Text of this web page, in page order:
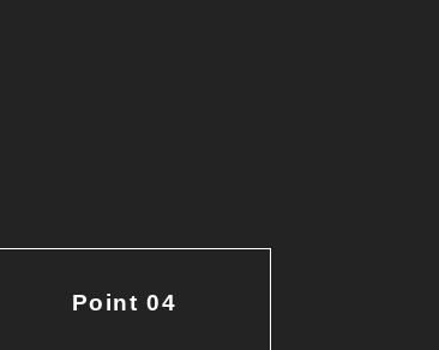
Point 04